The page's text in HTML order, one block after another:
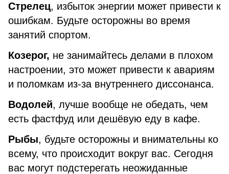
Стрелец, избыток энергии может привести к
ошибкам. Будьте осторожны во время
занятий спортом.
Козерог, не занимайтесь делами в плохом
настроении, это может привести к авариям
и поломкам из-за внутреннего диссонанса.
Водолей, лучше вообще не обедать, чем
есть фастфуд или дешёвую еду в кафе.
Рыбы, будьте осторожны и внимательны ко
всему, что происходит вокруг вас. Сегодня
вас могут подстерегать неожиданные